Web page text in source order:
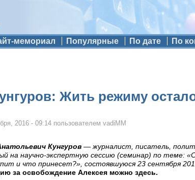
мемориал Популярные По дате По
Жить режиму
2016 - 09:14 пользователем vadiMM
Кунгуров — журналист, писатель,
на научно-экспертную сессию (семинар) по теме:
и что принесет?», состоявшуюся 23 сентября
за освобождение Алексея можно здесь.